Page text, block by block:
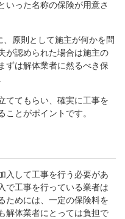
いった名称の保険が用意さ
原則として施主が何かを問
が認められた場合は施主の
ずは解体業者に然るべき保
ててもらい、確実に工事を
とがポイントです。
入して工事を行う必要があ
で工事を行っている業者は
ためには、一定の保険料を
解体業者にとっては負担で